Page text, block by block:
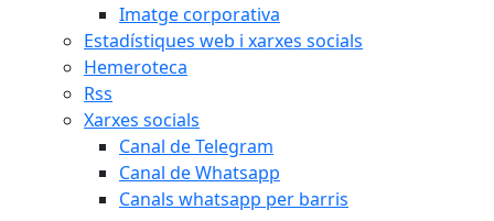
Imatge corporativa
Estadístiques web i xarxes socials
Hemeroteca
Rss
Xarxes socials
Canal de Telegram
Canal de Whatsapp
Canals whatsapp per barris